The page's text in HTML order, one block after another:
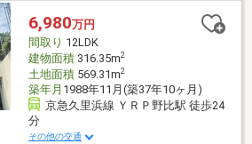
6,980万円
間取り 12LDK
建物面積316.35m2
土地面積569.31m2
築年月 1988年11月(築37年10ヶ月)
京急久里浜線 ＹＲＰ野比駅 徒歩24
分
その他の交通